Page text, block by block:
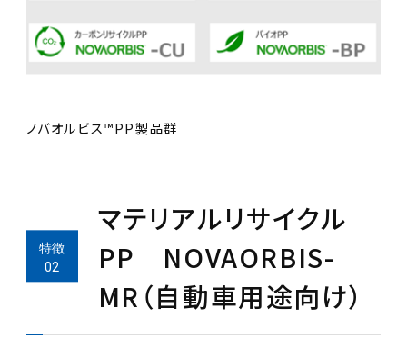
ノバオルビス™PP製品群
マテリアルリサイクル
PP NOVAORBIS-
MR（自動車用途向け）